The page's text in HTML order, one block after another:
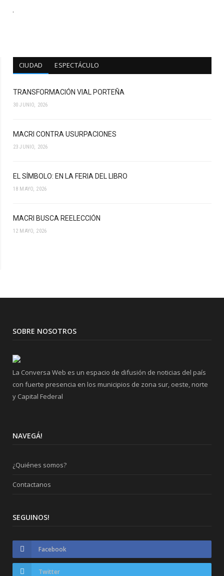
.
CIUDAD ESPECTÁCULO
TRANSFORMACIÓN VIAL PORTEÑA
30 JUNIO, 2026
MACRI CONTRA USURPACIONES
23 JUNIO, 2026
EL SÍMBOLO: EN LA FERIA DEL LIBRO
18 MAYO, 2026
MACRI BUSCA REELECCIÓN
12 MAYO, 2026
SOBRE NOSOTROS
La Conversa Web es un espacio de difusión de noticias del país
con fuerte presencia en los municipios de zona sur, oeste, norte
y Capital Federal
NAVEGÁ!
¿Quiénes somos?
Contactanos
SEGUINOS!
Facebook
Twitter